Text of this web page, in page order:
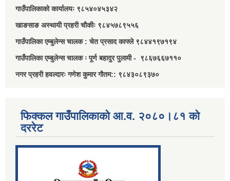
गाउँपालिकाको कार्यालयः ९८५४०४५३४२
खाङसाङ अस्थायी प्रहरी चौकीः ९८४५७८९५५६
गाउँपालिका एम्बुलेन्स चालक : चेत प्रसाद काफ्ले ९८४४१९७१९४
गाउँपालिका एम्बुलेन्स चालक ः पूर्ण बहादुर पुलामी - ९८६७६६७११०
नगर प्रहरी हवल्दारः गणेश कुमार गौतम:: ९८४३०८९३७०
फिक्कल गाउँपालिकाको आ.व. २०८०।८१ को
दररेट